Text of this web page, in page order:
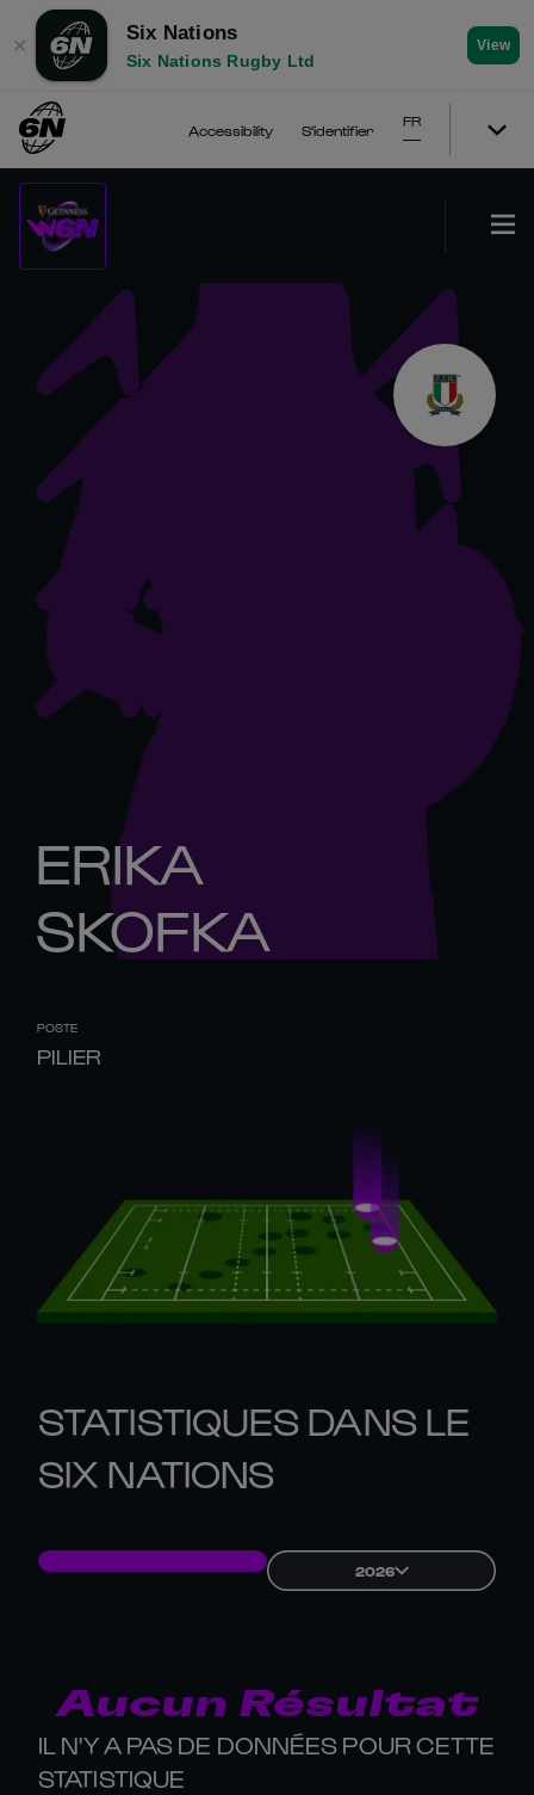
✕
Six Nations
Six Nations Rugby Ltd
View
Accessibility S'identifier
FR
ERIKA
SKOFKA
POSTE
PILIER
STATISTIQUES DANS LE
SIX NATIONS
2026
Aucun Résultat
IL N'Y A PAS DE DONNÉES POUR CETTE
STATISTIQUE